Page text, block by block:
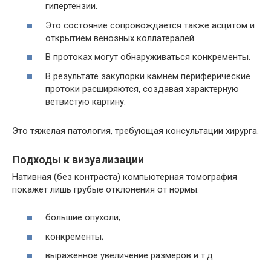
гипертензии.
Это состояние сопровождается также асцитом и
открытием венозных коллатералей.
В протоках могут обнаруживаться конкременты.
В результате закупорки камнем периферические
протоки расширяются, создавая характерную
ветвистую картину.
Это тяжелая патология, требующая консультации хирурга.
Подходы к визуализации
Нативная (без контраста) компьютерная томография
покажет лишь грубые отклонения от нормы:
большие опухоли;
конкременты;
выраженное увеличение размеров и т.д.